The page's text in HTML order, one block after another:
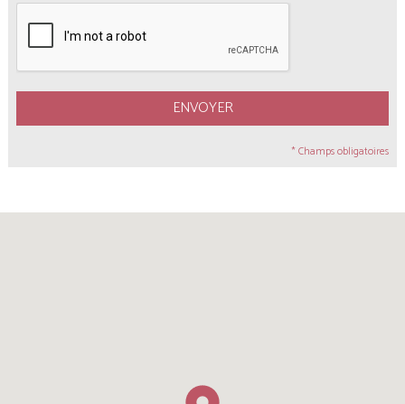
ENVOYER
* Champs obligatoires